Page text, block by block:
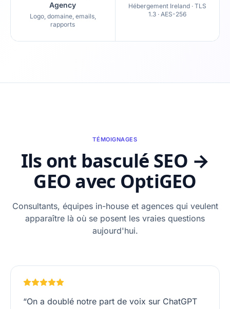
Agency
Logo, domaine, emails,
rapports
Hébergement Ireland · TLS
1.3 · AES-256
TÉMOIGNAGES
Ils ont basculé SEO →
GEO avec OptiGEO
Consultants, équipes in-house et agences qui veulent
apparaître là où se posent les vraies questions
aujourd'hui.
“On a doublé notre part de voix sur ChatGPT